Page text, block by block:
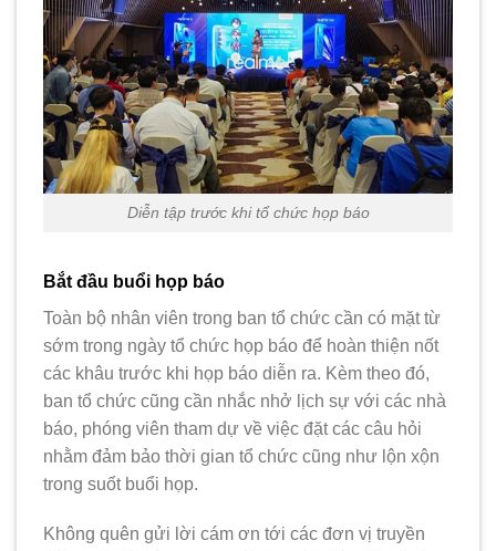
Diễn tập trước khi tổ chức họp báo
Bắt đầu buổi họp báo
Toàn bộ nhân viên trong ban tổ chức cần có mặt từ
sớm trong ngày tổ chức họp báo để hoàn thiện nốt
các khâu trước khi họp báo diễn ra. Kèm theo đó,
ban tổ chức cũng cần nhắc nhở lịch sự với các nhà
báo, phóng viên tham dự về việc đặt các câu hỏi
nhằm đảm bảo thời gian tổ chức cũng như lộn xộn
trong suốt buổi họp.
Không quên gửi lời cám ơn tới các đơn vị truyền